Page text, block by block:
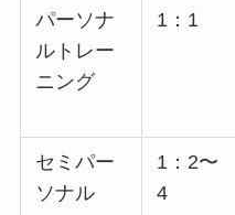
パーソナ
ルトレー
ニング
1：1
セミパー
ソナル
1：2〜
4